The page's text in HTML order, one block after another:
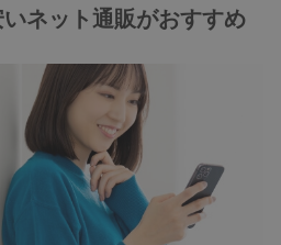
ネット通販がおすすめ